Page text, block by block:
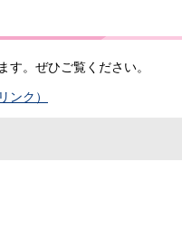
。ぜひご覧ください。
ンク）